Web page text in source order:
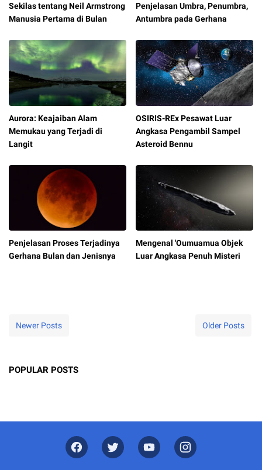
Sekilas tentang Neil Armstrong
Manusia Pertama di Bulan
Penjelasan Umbra, Penumbra,
Antumbra pada Gerhana
Aurora: Keajaiban Alam
Memukau yang Terjadi di
Langit
OSIRIS-REx Pesawat Luar
Angkasa Pengambil Sampel
Asteroid Bennu
Penjelasan Proses Terjadinya
Gerhana Bulan dan Jenisnya
Mengenal 'Oumuamua Objek
Luar Angkasa Penuh Misteri
Newer Posts Older Posts
POPULAR POSTS